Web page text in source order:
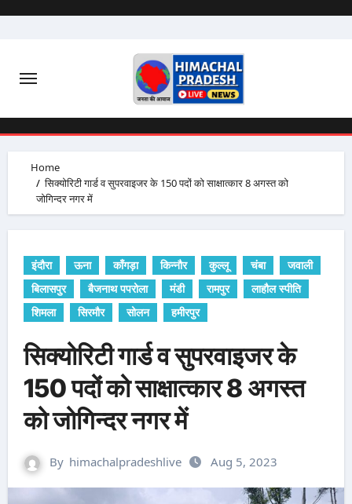
Home
सिक्योरिटी गार्ड व सुपरवाइजर के 150 पदों को साक्षात्कार 8 अगस्त को
जोगिन्दर नगर में
इंदौरा ऊना काँगड़ा किन्नौर कुल्लू चंबा
जवाली
बिलासपुर
बैजनाथ पपरोला मंडी रामपुर
लाहौल स्पीति
शिमला
सिरमौर सोलन हमीरपुर
सिक्योरिटी गार्ड व सुपरवाइजर के
150 पदों को साक्षात्कार 8 अगस्त
को जोगिन्दर नगर में
By himachalpradeshlive Aug 5, 2023